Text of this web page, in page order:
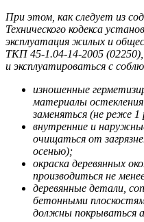
При этом, как следует из
Технического кодекса
эксплуатация жилых и
ТКП 45-1.04-14-2005
и эксплуатироваться с
изношенные
материалы
заменяться (не реже
внутренние и
очищаться от
осенью);
окраска деревянных
производиться не
деревянные детали,
бетонными
должны покрываться